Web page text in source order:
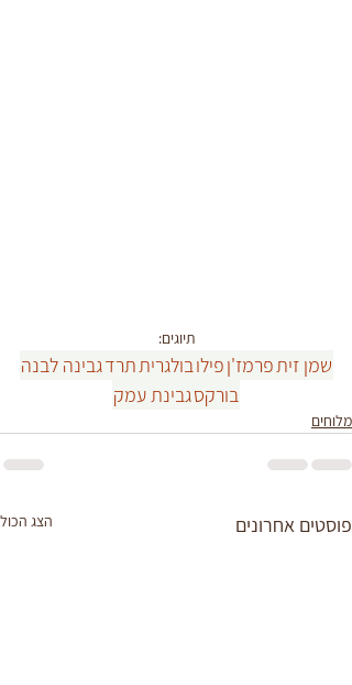
תיוגים:
שמן זיתפרמז'ןפילובולגריתתרדגבינה לבנה
בורקסגבינת עמק
מלוחים
פוסטים אחרונים הצג הכול